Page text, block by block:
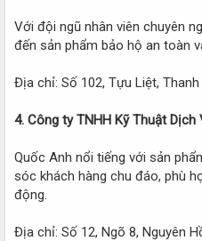
Với đội ngũ nhân viên chuyên
đến sản phẩm bảo hộ an toàn
Địa chỉ: Số 102, Tựu Liệt, Thanh
4. Công ty TNHH Kỹ Thuật
Quốc Anh nổi tiếng với sản
sóc khách hàng chu đáo, phù
động.
Địa chỉ: Số 12, Ngõ 8, Nguyên